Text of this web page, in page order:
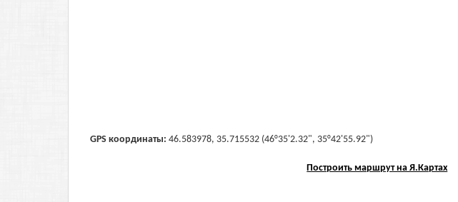
GPS координаты: 46.583978, 35.715532 (46°35'2.32", 35°42'55.92")
Построить маршрут на Я.Картах